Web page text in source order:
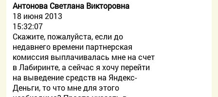
Антонова Светлана Викторовна
18 июня 2013
15:32:07
Скажите, пожалуйста, если до
недавнего времени партнерская
комиссия выплачивалась мне на счет
в Лабиринте, а сейчас я хочу перейти
на выведение средств на Яндекс-
Деньги, то что мне для этого